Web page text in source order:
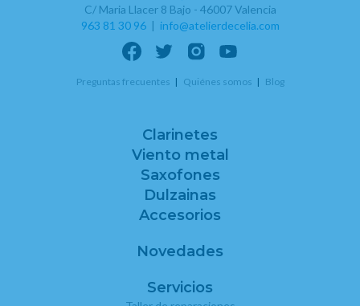
C/ Maria Llacer 8 Bajo - 46007 Valencia
963 81 30 96| info@atelierdecelia.com
Preguntas frecuentes Quiénes somos Blog
Clarinetes
Viento metal
Saxofones
Dulzainas
Accesorios
Novedades
Servicios